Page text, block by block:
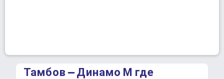
Тамбов – Динамо М где